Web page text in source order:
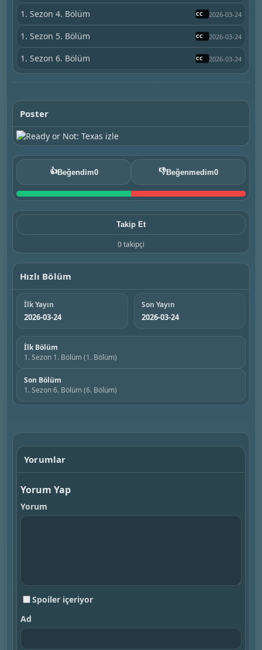
1. Sezon 4. Bölüm 2026-03-24
1. Sezon 5. Bölüm 2026-03-24
1. Sezon 6. Bölüm 2026-03-24
Poster
👍Beğendim0 👎Beğenmedim0
Takip Et
0 takipçi
Hızlı Bölüm
İlk Yayın
2026-03-24
Son Yayın
2026-03-24
İlk Bölüm
1. Sezon 1. Bölüm (1. Bölüm)
Son Bölüm
1. Sezon 6. Bölüm (6. Bölüm)
Yorumlar
Yorum Yap
Yorum
Spoiler içeriyor
Ad